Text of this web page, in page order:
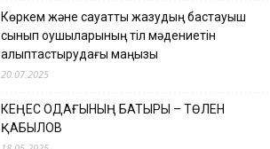
Көркем және сауатты жазудың бастауыш
сынып оқушыларының тіл мәдениетін
қалыптастырудағы маңызы
20.07.2025
КЕҢЕС ОДАҒЫНЫҢ БАТЫРЫ – ТӨЛЕН
ҚАБЫЛОВ